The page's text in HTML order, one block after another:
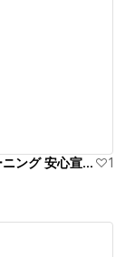
福岡市 フローリング掃除 床清掃 クリーニング 安心宣言！
1